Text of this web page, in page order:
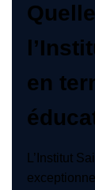
en
L’Institut